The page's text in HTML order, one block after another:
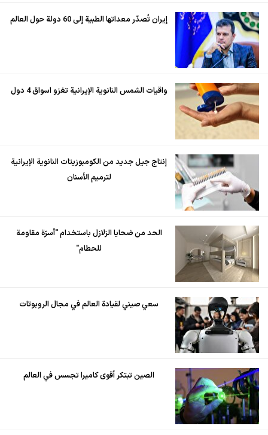
إيران تُصدّر معداتها الطبية إلى 60 دولة حول العالم
واقيات الشمس النانوية الإيرانية تغزو اسواق 4 دول
إنتاج جيل جديد من الكومبوزيتات النانوية الإيرانية
لترميم الأسنان
الحد من ضحايا الزلازل باستخدام "أسرّة مقاومة
للحطام"
سعي صيني لقيادة العالم في مجال الروبوتات
الصين تبتكر أقوى كاميرا تجسس في العالم